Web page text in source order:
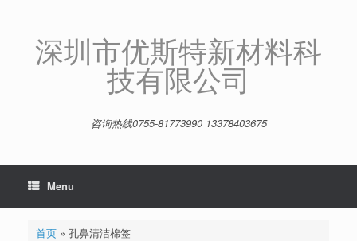
深圳市优斯特新材料科
技有限公司
咨询热线0755-81773990 13378403675
Menu
首页» 孔鼻清洁棉签